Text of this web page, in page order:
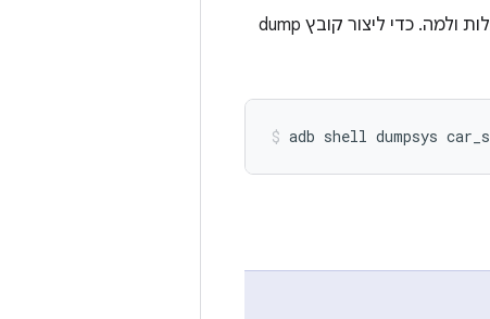
כשמנסים לפתור בעיות שקשורות לתכונות ספציפיות, כדאי לדעת אילו תכונות מופעלות ולמה. כדי ליצור קובץ dump